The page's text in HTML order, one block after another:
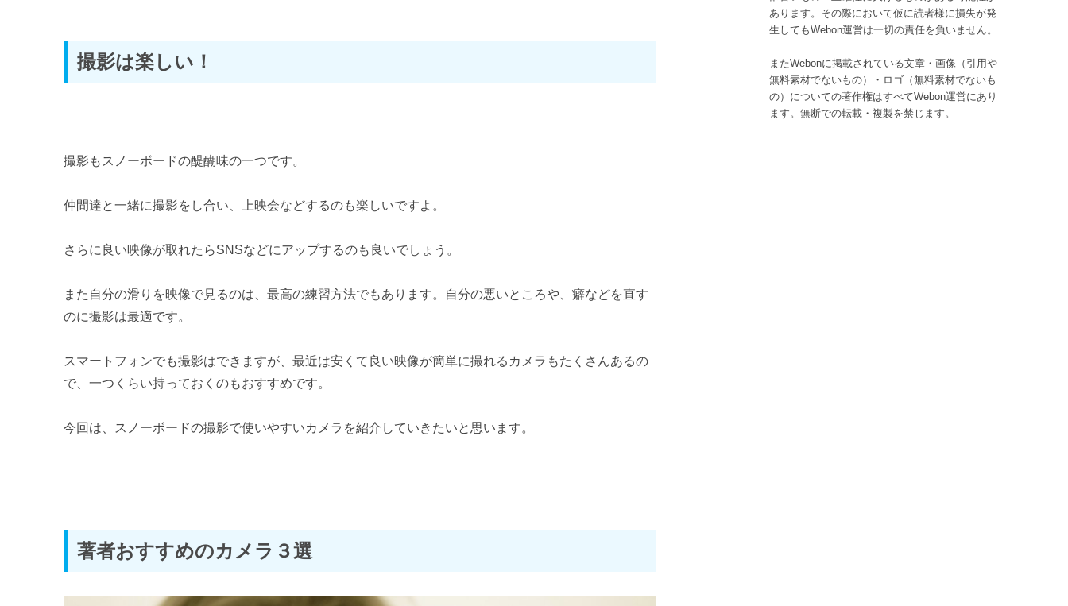
スノーボード初心者の板の選び方とおすすめ
スノーボード初心者のブーツの選び方とおすすめ
第4章 道具の購入方法
スノーボードの道具の購入方法とおすすめ
第5章 道具のマニアックな世界
スノーボードのプロが使っている道具
スノーボード撮影でおすすめカメラ
バックカントリースノーボードに必要な道具4選
撮影は楽しい！
撮影もスノーボードの醍醐味の一つです。
仲間達と一緒に撮影をし合い、上映会などするのも楽しいですよ。
さらに良い映像が取れたらSNSなどにアップするのも良いでしょう。
また自分の滑りを映像で見るのは、最高の練習方法でもあります。自分の悪いところや、癖などを直す
のに撮影は最適です。
スマートフォンでも撮影はできますが、最近は安くて良い映像が簡単に撮れるカメラもたくさんあるの
で、一つくらい持っておくのもおすすめです。
今回は、スノーボードの撮影で使いやすいカメラを紹介していきたいと思います。
著者おすすめのカメラ３選
あります。その際において仮に読者様に損失が発
生してもWebon運営は一切の責任を負いません。
またWebonに掲載されている文章・画像（引用や
無料素材でないもの）・ロゴ（無料素材でないも
の）についての著作権はすべてWebon運営にあり
ます。無断での転載・複製を禁じます。